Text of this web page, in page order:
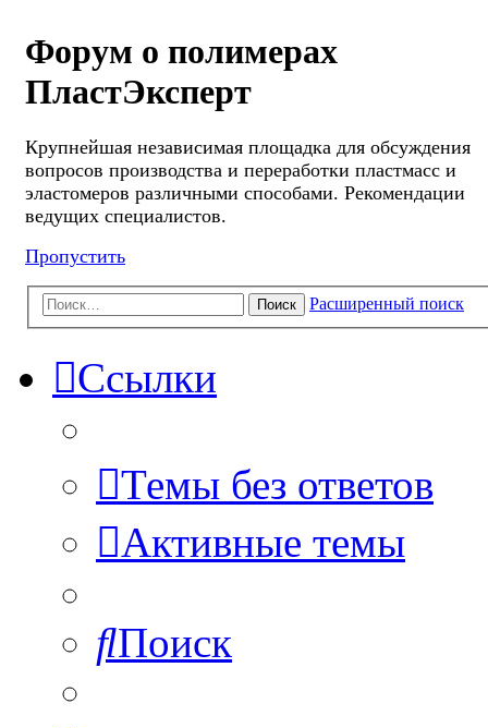
Форум о полимерах
ПластЭксперт
Крупнейшая независимая площадка для обсуждения
вопросов производства и переработки пластмасс и
эластомеров различными способами. Рекомендации
ведущих специалистов.
Пропустить
Поиск Расширенный поиск
Ссылки
Темы без ответов
Активные темы
Поиск